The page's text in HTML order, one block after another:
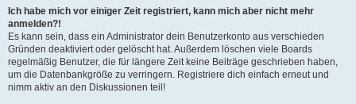
Ich habe mich vor einiger Zeit registriert, kann mich aber nicht mehr
anmelden?!
Es kann sein, dass ein Administrator dein Benutzerkonto aus verschieden
Gründen deaktiviert oder gelöscht hat. Außerdem löschen viele Boards
regelmäßig Benutzer, die für längere Zeit keine Beiträge geschrieben haben,
um die Datenbankgröße zu verringern. Registriere dich einfach erneut und
nimm aktiv an den Diskussionen teil!